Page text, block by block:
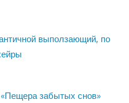
выползающий, по
забытых снов»